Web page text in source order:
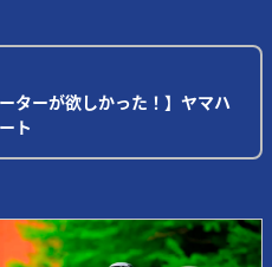
ターが欲しかった！】ヤマハ
ト